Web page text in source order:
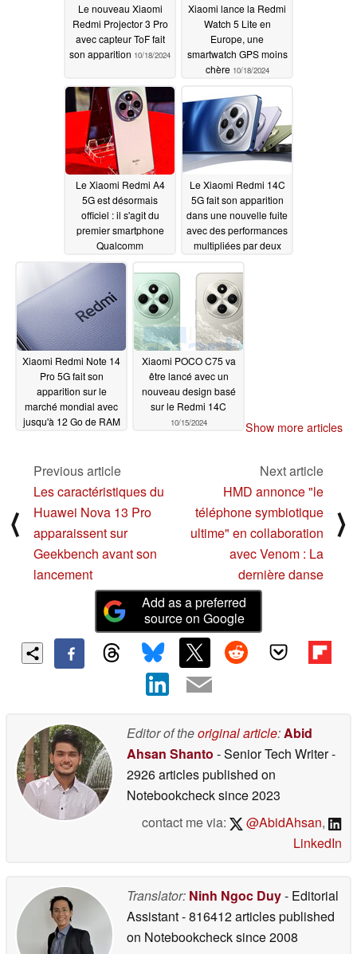
Le nouveau Xiaomi
Redmi Projector 3 Pro
avec capteur ToF fait
son apparition 10/18/2024
Xiaomi lance la Redmi
Watch 5 Lite en
Europe, une
smartwatch GPS moins
chère 10/18/2024
Le Xiaomi Redmi A4
5G est désormais
officiel : il s'agit du
premier smartphone
Qualcomm
Snapdragon 4s Gen 2
doté d'une connectivité
5G et d'un prix de
départ bas selon les
rumeurs
10/18/2024
Le Xiaomi Redmi 14C
5G fait son apparition
dans une nouvelle fuite
avec des performances
multipliées par deux
4G10/18/2024
Xiaomi Redmi Note 14
Pro 5G fait son
apparition sur le
marché mondial avec
jusqu'à 12 Go de RAM
Xiaomi POCO C75 va
être lancé avec un
nouveau design basé
sur le Redmi 14C
10/15/2024 Show more articles
⟨
Previous article
Les caractéristiques du
Huawei Nova 13 Pro
apparaissent sur
Geekbench avant son
lancement
Next article
HMD annonce "le
téléphone symbiotique
ultime" en collaboration
avec Venom : La
dernière danse
⟩
Add as a preferred
source on Google
Editor of theoriginal article:Abid
Ahsan Shanto - Senior Tech Writer-
2926 articles published on
Notebookchecksince 2023
contact me via:
@AbidAhsan,
LinkedIn
Translator: Ninh Ngoc Duy- Editorial
Assistant- 816412 articles published
on Notebookchecksince 2008